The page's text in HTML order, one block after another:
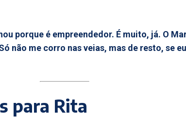
porque é empreendedor. É muito, já. O
não me corro nas veias, mas de resto, se
para Rita